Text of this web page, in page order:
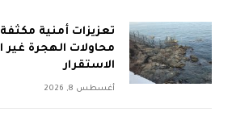
تعزيزات أمنية
محاولات الهجرة غير
الاستقرار
أغسطس 8, 2026